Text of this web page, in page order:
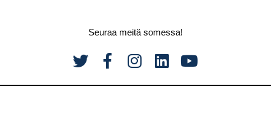
Seuraa meitä somessa!